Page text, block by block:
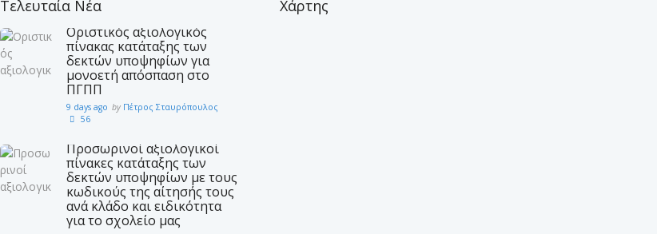
Τελευταία Νέα
Οριστικός αξιολογικός
πίνακας κατάταξης των
δεκτών υποψηφίων για
μονοετή απόσπαση στο
ΠΓΠΠ
9 days ago by Πέτρος Σταυρόπουλος
56
Προσωρινοί αξιολογικοί
πίνακες κατάταξης των
δεκτών υποψηφίων με τους
κωδικούς της αίτησής τους
ανά κλάδο και ειδικότητα
για το σχολείο μας
Χάρτης